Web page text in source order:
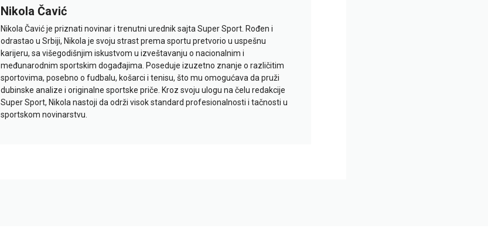
Nikola Čavić
Nikola Čavić je priznati novinar i trenutni urednik sajta Super Sport. Rođen i
odrastao u Srbiji, Nikola je svoju strast prema sportu pretvorio u uspešnu
karijeru, sa višegodišnjim iskustvom u izveštavanju o nacionalnim i
međunarodnim sportskim događajima. Poseduje izuzetno znanje o različitim
sportovima, posebno o fudbalu, košarci i tenisu, što mu omogućava da pruži
dubinske analize i originalne sportske priče. Kroz svoju ulogu na čelu redakcije
Super Sport, Nikola nastoji da održi visok standard profesionalnosti i tačnosti u
sportskom novinarstvu.